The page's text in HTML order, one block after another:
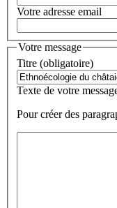
Votre adresse email
Votre message
Titre (obligatoire)
Texte de votre
Pour créer des